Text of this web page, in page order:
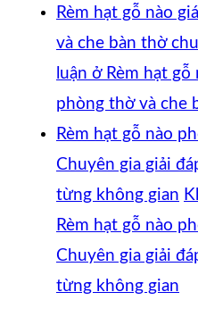
Rèm hạt gỗ nào
và che bàn thờ
luận ở Rèm hạt gỗ
phòng thờ và che
Rèm hạt gỗ nào
Chuyên gia giải
từng không gian
Rèm hạt gỗ nào
Chuyên gia giải
từng không gian